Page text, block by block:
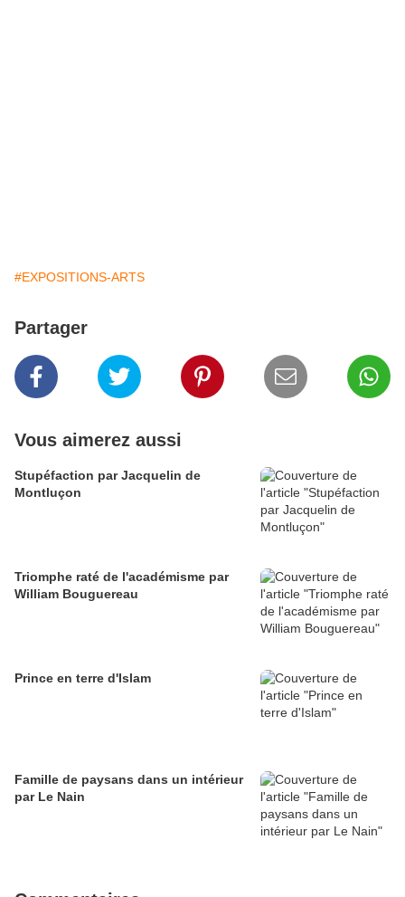
#EXPOSITIONS-ARTS
Partager
Vous aimerez aussi
Stupéfaction par Jacquelin de
Montluçon
Triomphe raté de l'académisme par
William Bouguereau
Prince en terre d'Islam
Famille de paysans dans un intérieur
par Le Nain